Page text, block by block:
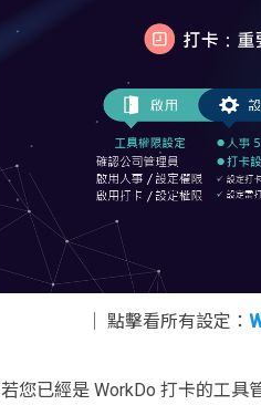
│ 點擊看所有設定：
若您已經是 WorkDo 打卡的工具